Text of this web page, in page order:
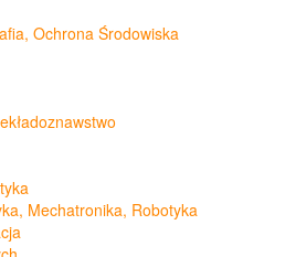
Ochrona Środowiska
Mechatronika, Robotyka